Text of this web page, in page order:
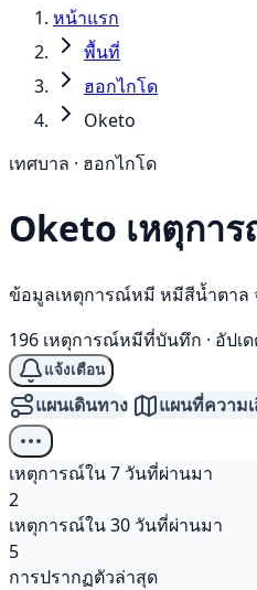
หน้าแรก
พื้นที่
ฮอกไกโด
Oketo
เทศบาล · ฮอกไกโด
Oketo เหตุกา
ข้อมูลเหตุการณ์หมี หมีสีน้ำตาล
196 เหตุการณ์หมีที่บันทึก · อัปเ
แจ้งเตือน
แผนเดินทาง แผนที่ความ
เหตุการณ์ใน 7 วันที่ผ่านมา
2
เหตุการณ์ใน 30 วันที่ผ่านมา
5
การปรากฏตัวล่าสุด